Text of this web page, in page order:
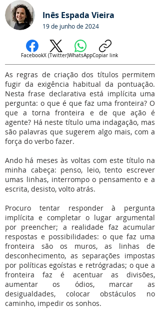
Inês Espada Vieira
19 de junho de 2024
FacebookX (Twitter)WhatsAppCopiar link
As regras de criação dos títulos permitem
fugir da exigência habitual da pontuação.
Nesta frase declarativa está implícita uma
pergunta: o que é que faz uma fronteira? O
que a torna fronteira e de que ação é
agente? Há neste título uma indagação, mas
são palavras que sugerem algo mais, com a
força do verbo fazer.
Ando há meses às voltas com este título na
minha cabeça: penso, leio, tento escrever
umas linhas, interrompo o pensamento e a
escrita, desisto, volto atrás.
Procuro tentar responder à pergunta
implícita e completar o lugar argumental
por preencher; a realidade faz acumular
respostas e possibilidades: o que faz uma
fronteira são os muros, as linhas de
desconhecimento, as separações impostas
por políticas egoístas e retrógradas; o que a
fronteira faz é acentuar as divisões,
aumentar os ódios, marcar as
desigualdades, colocar obstáculos no
caminho, impedir os sonhos.